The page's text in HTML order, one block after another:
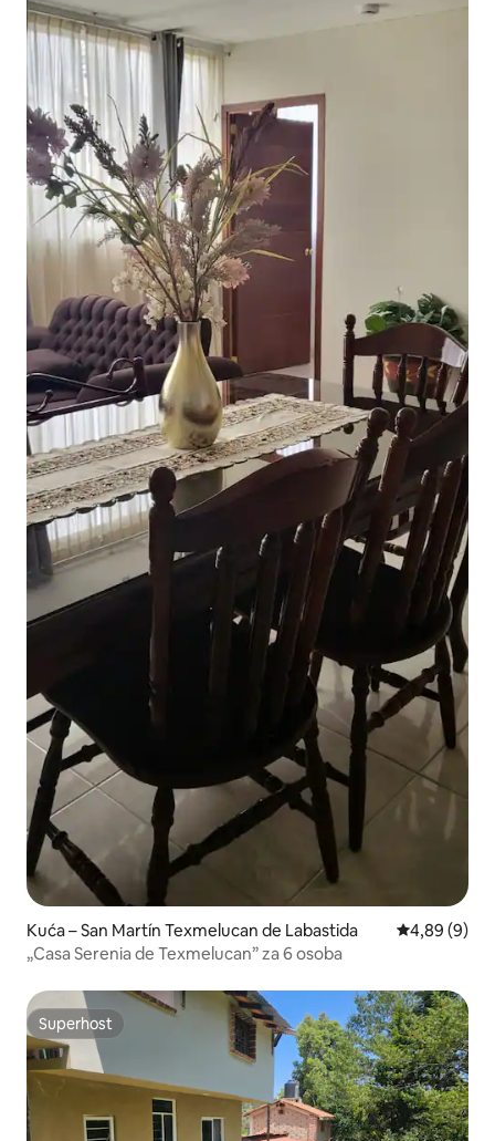
Kuća – San Martín Texmelucan de Labastida Prosječna
4,89 (9)
„Casa Serenia de Texmelucan” za 6 osoba
Superhost
Superhost